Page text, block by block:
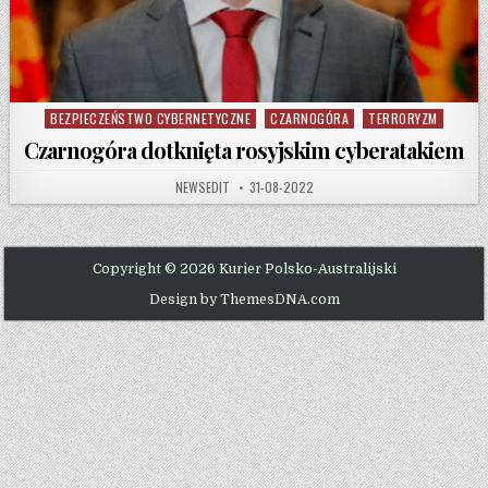
Posted in
BEZPIECZEŃSTWO CYBERNETYCZNE CZARNOGÓRA TERRORYZM
Czarnogóra dotknięta rosyjskim cyberatakiem
AUTHOR:
NEWSEDIT PUBLISHED DATE:
31-08-2022
Copyright © 2026 Kurier Polsko-Australijski
Design by ThemesDNA.com